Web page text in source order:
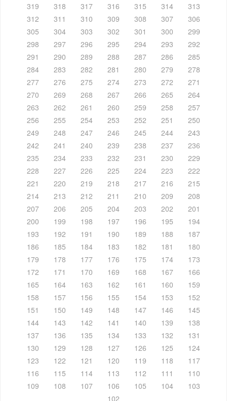
319
318 317 316 315 314
313
312
311 310 309 308 307
306
305
304 303 302 301 300
299
298
297 296 295 294 293
292
291
290 289 288 287 286
285
284
283 282 281 280 279
278
277
276 275 274 273 272
271
270
269 268 267 266 265
264
263
262 261 260 259 258
257
256
255 254 253 252 251
250
249
248 247 246 245 244
243
242
241 240 239 238 237
236
235
234 233 232 231 230
229
228
227 226 225 224 223
222
221
220 219 218 217 216
215
214
213 212 211 210 209
208
207
206 205 204 203 202
201
200
199 198 197 196 195
194
193
192 191 190 189 188
187
186
185 184 183 182 181
180
179
178 177 176 175 174
173
172
171 170 169 168 167
166
165
164 163 162 161 160
159
158
157 156 155 154 153
152
151
150 149 148 147 146
145
144
143 142 141 140 139
138
137
136 135 134 133 132
131
130
129 128 127 126 125
124
123
122 121 120 119 118
117
116
115 114 113 112 111
110
109
108 107 106 105 104
103
102